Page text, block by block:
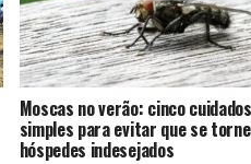
Moscas no verão: cinco cuidados
simples para evitar que se
hóspedes indesejados